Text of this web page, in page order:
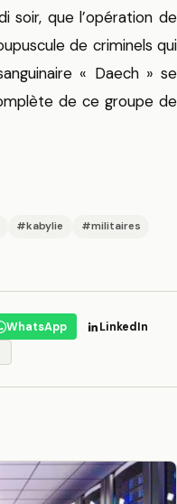
soir, que l’opération de
de criminels qui
« Daech » se
de ce groupe de
#kabylie
#militaires
WhatsApp
LinkedIn